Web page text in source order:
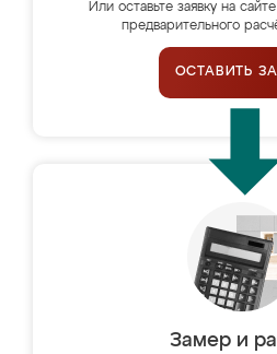
Или оставьте заявку на
предварительного
ОСТАВИТЬ
Замер и